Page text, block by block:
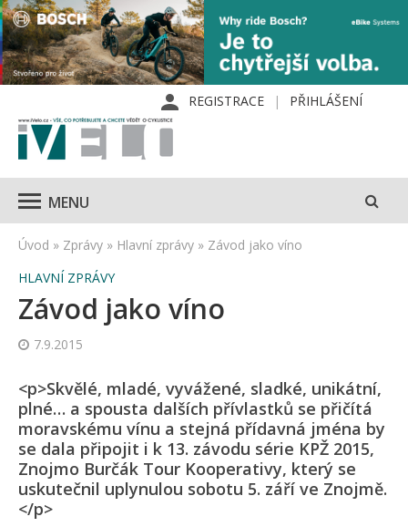
REGISTRACE PŘIHLÁŠENÍ
MENU
Úvod » Zprávy » Hlavní zprávy » Závod jako víno
HLAVNÍ ZPRÁVY
Závod jako víno
7.9.2015
<p>Skvělé, mladé, vyvážené, sladké, unikátní,
plné… a spousta dalších přívlastků se přičítá
moravskému vínu a stejná přídavná jména by
se dala připojit i k 13. závodu série KPŽ 2015,
Znojmo Burčák Tour Kooperativy, který se
uskutečnil uplynulou sobotu 5. září ve Znojmě.
</p>